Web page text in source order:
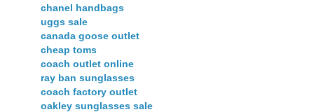
chanel handbags
uggs sale
canada goose outlet
cheap toms
coach outlet online
ray ban sunglasses
coach factory outlet
oakley sunglasses sale